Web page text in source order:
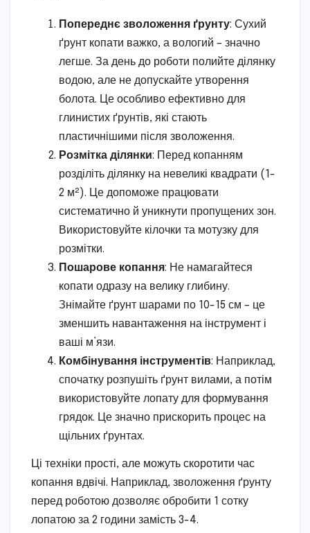
Попереднє зволоження ґрунту: Сухий
ґрунт копати важко, а вологий – значно
легше. За день до роботи полийте ділянку
водою, але не допускайте утворення
болота. Це особливо ефективно для
глинистих ґрунтів, які стають
пластичнішими після зволоження.
Розмітка ділянки: Перед копанням
розділіть ділянку на невеликі квадрати (1-
2 м²). Це допоможе працювати
систематично й уникнути пропущених зон.
Використовуйте кілочки та мотузку для
розмітки.
Пошарове копання: Не намагайтеся
копати одразу на велику глибину.
Знімайте ґрунт шарами по 10-15 см – це
зменшить навантаження на інструмент і
ваші м’язи.
Комбінування інструментів: Наприклад,
спочатку розпушіть ґрунт вилами, а потім
використовуйте лопату для формування
грядок. Це значно прискорить процес на
щільних ґрунтах.
Ці техніки прості, але можуть скоротити час
копання вдвічі. Наприклад, зволоження ґрунту
перед роботою дозволяє обробити 1 сотку
лопатою за 2 години замість 3-4.